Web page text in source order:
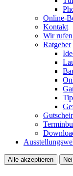
Online-
Kontakt
Wir
Ratgeber
Alle akzeptieren